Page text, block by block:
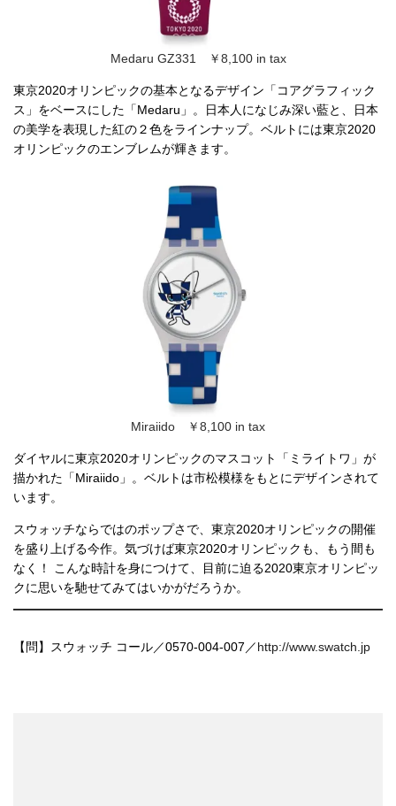
Medaru GZ331 ￥8,100 in tax
東京2020オリンピックの基本となるデザイン「コアグラフィック
ス」をベースにした「Medaru」。日本人になじみ深い藍と、日本
の美学を表現した紅の２色をラインナップ。ベルトには東京2020
オリンピックのエンブレムが輝きます。
Miraiido ￥8,100 in tax
ダイヤルに東京2020オリンピックのマスコット「ミライトワ」が
描かれた「Miraiido」。ベルトは市松模様をもとにデザインされて
います。
スウォッチならではのポップさで、東京2020オリンピックの開催
を盛り上げる今作。気づけば東京2020オリンピックも、もう間も
なく！ こんな時計を身につけて、目前に迫る2020東京オリンピッ
クに思いを馳せてみてはいかがだろうか。
【問】スウォッチ コール／0570-004-007／http://www.swatch.jp